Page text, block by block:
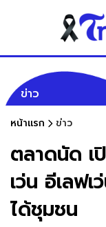
ข่าว
หน้าแรก ข่าว
ตลาดนัด เ
เว่น อีเลฟ
ได้ชุมชน